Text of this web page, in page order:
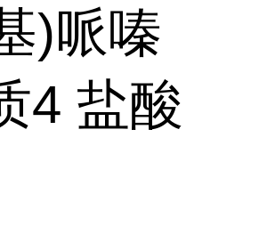
)哌嗪
4 盐酸